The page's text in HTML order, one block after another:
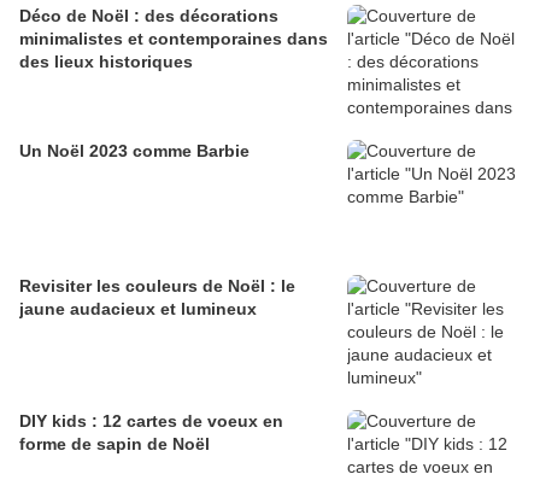
Déco de Noël : des décorations
minimalistes et contemporaines dans
des lieux historiques
Un Noël 2023 comme Barbie
Revisiter les couleurs de Noël : le
jaune audacieux et lumineux
DIY kids : 12 cartes de voeux en
forme de sapin de Noël